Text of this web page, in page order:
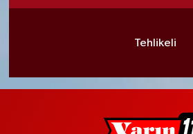
Tehlikeli